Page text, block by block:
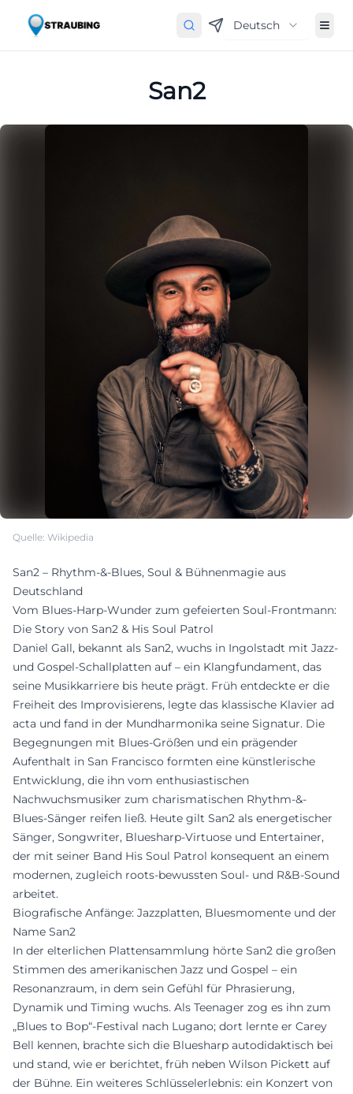
Deutsch
San2
Quelle: Wikipedia
San2 – Rhythm-&-Blues, Soul & Bühnenmagie aus
Deutschland
Vom Blues-Harp-Wunder zum gefeierten Soul-Frontmann:
Die Story von San2 & His Soul Patrol
Daniel Gall, bekannt als San2, wuchs in Ingolstadt mit Jazz-
und Gospel-Schallplatten auf – ein Klangfundament, das
seine Musikkarriere bis heute prägt. Früh entdeckte er die
Freiheit des Improvisierens, legte das klassische Klavier ad
acta und fand in der Mundharmonika seine Signatur. Die
Begegnungen mit Blues-Größen und ein prägender
Aufenthalt in San Francisco formten eine künstlerische
Entwicklung, die ihn vom enthusiastischen
Nachwuchsmusiker zum charismatischen Rhythm-&-
Blues-Sänger reifen ließ. Heute gilt San2 als energetischer
Sänger, Songwriter, Bluesharp-Virtuose und Entertainer,
der mit seiner Band His Soul Patrol konsequent an einem
modernen, zugleich roots-bewussten Soul- und R&B-Sound
arbeitet.
Biografische Anfänge: Jazzplatten, Bluesmomente und der
Name San2
In der elterlichen Plattensammlung hörte San2 die großen
Stimmen des amerikanischen Jazz und Gospel – ein
Resonanzraum, in dem sein Gefühl für Phrasierung,
Dynamik und Timing wuchs. Als Teenager zog es ihn zum
„Blues to Bop“-Festival nach Lugano; dort lernte er Carey
Bell kennen, brachte sich die Bluesharp autodidaktisch bei
und stand, wie er berichtet, früh neben Wilson Pickett auf
der Bühne. Ein weiteres Schlüsselerlebnis: ein Konzert von